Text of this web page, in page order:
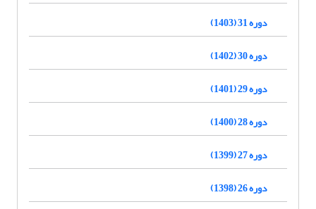
دوره 31 (1403)
دوره 30 (1402)
دوره 29 (1401)
دوره 28 (1400)
دوره 27 (1399)
دوره 26 (1398)